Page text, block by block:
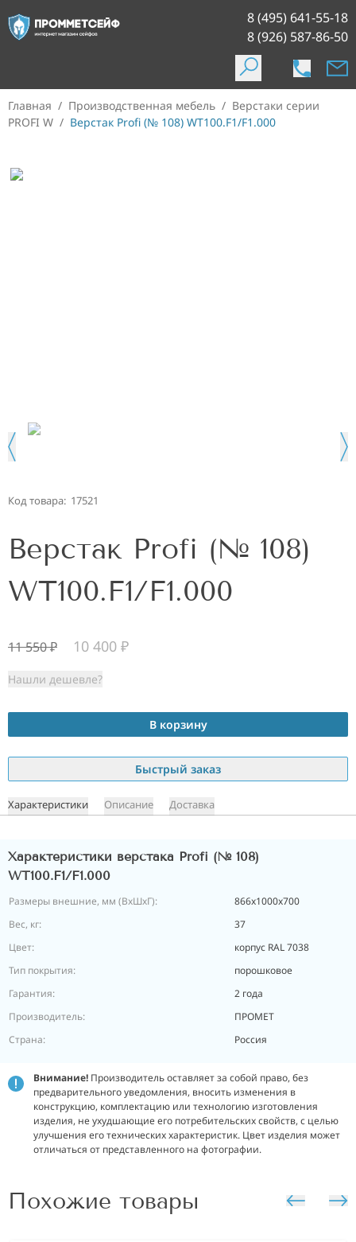
8 (495) 641-55-18
8 (926) 587-86-50
Главная / Производственная мебель / Верстаки серии
PROFI W / Верстак Profi (№ 108) WT100.F1/F1.000
Код товара: 17521
Верстак Profi (№ 108)
WT100.F1/F1.000
11 550₽ 10 400 ₽
Нашли дешевле?
В корзину
Быстрый заказ
Характеристики Описание Доставка
Характеристики верстака Profi (№ 108)
WT100.F1/F1.000
Размеры внешние, мм (ВхШхГ):
866x1000x700
Вес, кг:
37
Цвет:
корпус RAL 7038
Тип покрытия:
порошковое
Гарантия:
2 года
Производитель:
ПРОМЕТ
Страна:
Россия
Внимание! Производитель оставляет за собой право, без
предварительного уведомления, вносить изменения в
конструкцию, комплектацию или технологию изготовления
изделия, не ухудшающие его потребительских свойств, с целью
улучшения его технических характеристик. Цвет изделия может
отличаться от представленного на фотографии.
Похожие товары